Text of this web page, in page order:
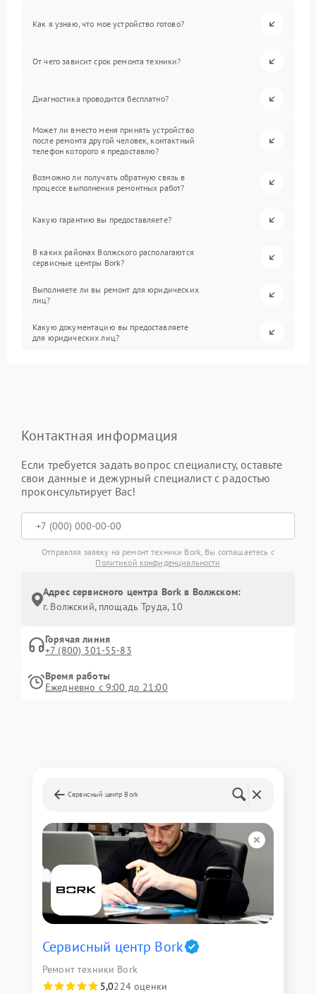
Как я узнаю, что мое устройство готово?
От чего зависит срок ремонта техники?
Диагностика проводится бесплатно?
Может ли вместо меня принять устройство
после ремонта другой человек, контактный
телефон которого я предоставлю?
Возможно ли получать обратную связь в
процессе выполнения ремонтных работ?
Какую гарантию вы предоставляете?
В каких районах Волжского располагаются
сервисные центры Bork?
Выполняете ли вы ремонт для юридических
лиц?
Какую документацию вы предоставляете
для юридических лиц?
Контактная информация
Если требуется задать вопрос специалисту, оставьте
свои данные и дежурный специалист с радостью
проконсультирует Вас!
Отправляя заявку на ремонт техники Bork, Вы соглашаетесь с
Политикой конфиденциальности
Адрес сервисного центра Bork в Волжском:
г. Волжский, площадь Труда, 10
Горячая линия
+7 (800) 301-55-83
Время работы
Ежедневно с 9:00 до 21:00
Сервисный центр Bork
Сервисный центр Bork
Ремонт техники Bork
5,0224 оценки